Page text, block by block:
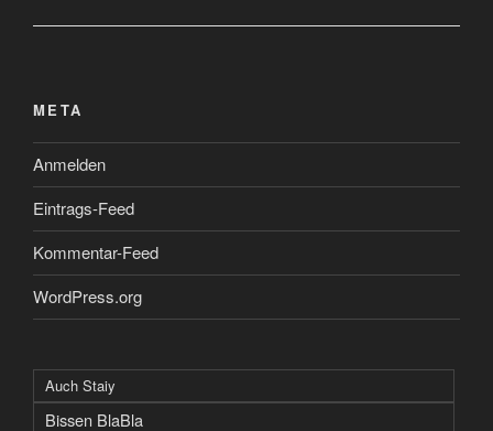
META
Anmelden
Eintrags-Feed
Kommentar-Feed
WordPress.org
Auch Staiy
Bissen BlaBla